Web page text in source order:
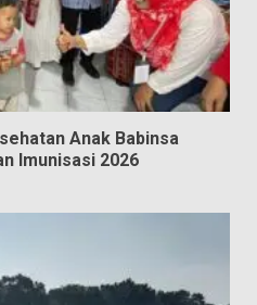
Anak Babinsa
Imunisasi 2026